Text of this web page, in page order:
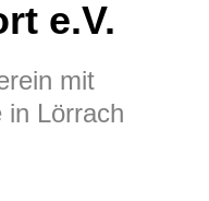
Kontakt
e.V.
mit
in Lörrach